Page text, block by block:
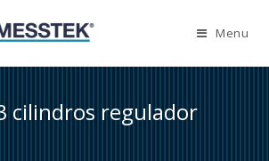
Menu
cilindros regulador